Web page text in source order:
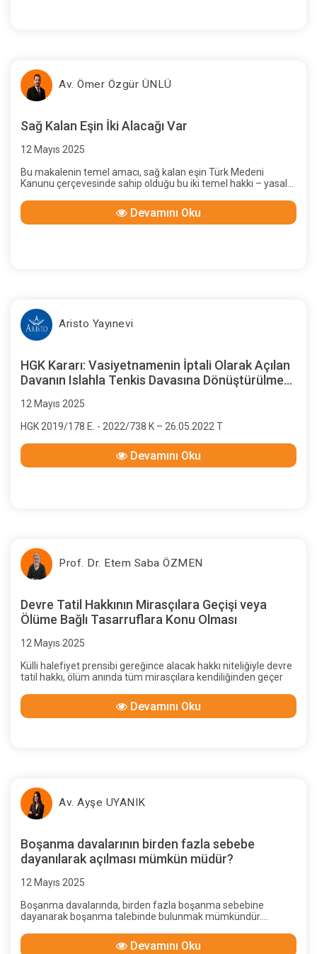
Av. Ömer Özgür ÜNLÜ
Sağ Kalan Eşin İki Alacağı Var
12 Mayıs 2025
Bu makalenin temel amacı, sağ kalan eşin Türk Medeni
Kanunu çerçevesinde sahip olduğu bu iki temel hakkı – yasal
katılma alacağı – yürürlükteki kanun maddeleri ve Yargıtay'ın
güncel içtihatları ışığında kapsamlı bir şekilde incelemektir.
Devamını Oku
Aristo Yayınevi
HGK Kararı: Vasiyetnamenin İptali Olarak Açılan
Davanın Islahla Tenkis Davasına Dönüştürülmesi,
Tarihin Esas Alınması Gerektiği
12 Mayıs 2025
HGK 2019/178 E. - 2022/738 K – 26.05.2022 T
Devamını Oku
Prof. Dr. Etem Saba ÖZMEN
Devre Tatil Hakkının Mirasçılara Geçişi veya
Ölüme Bağlı Tasarruflara Konu Olması
12 Mayıs 2025
Külli halefiyet prensibi gereğince alacak hakkı niteliğiyle devre
tatil hakkı, ölüm anında tüm mirasçılara kendiliğinden geçer
Devamını Oku
Av. Ayşe UYANIK
Boşanma davalarının birden fazla sebebe
dayanılarak açılması mümkün müdür?
12 Mayıs 2025
Boşanma davalarında, birden fazla boşanma sebebine
dayanarak boşanma talebinde bulunmak mümkündür.
halinde, ayrı ayrı sebeplere dayalı iddialar söz konusu
olacağından, mahkemece dayanılan her bir boşanma sebebi
Devamını Oku